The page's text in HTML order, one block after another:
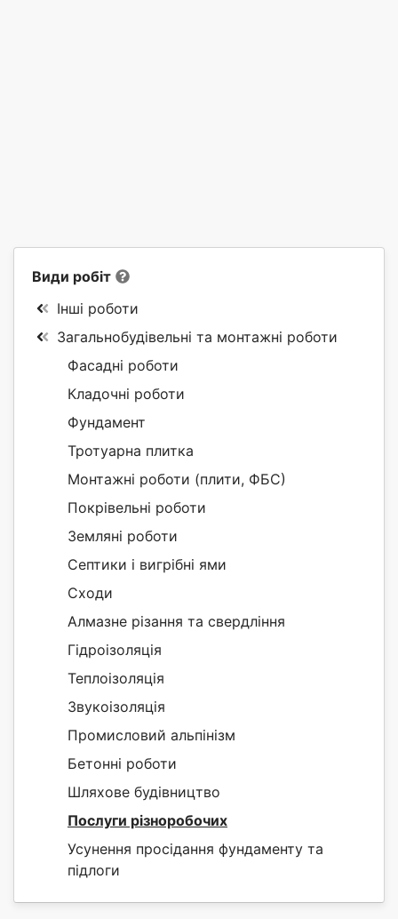
Види робіт
Інші роботи
Загальнобудівельні та монтажні роботи
Фасадні роботи
Кладочні роботи
Фундамент
Тротуарна плитка
Монтажні роботи (плити, ФБС)
Покрівельні роботи
Земляні роботи
Септики і вигрібні ями
Сходи
Алмазне різання та свердління
Гідроізоляція
Теплоізоляція
Звукоізоляція
Промисловий альпінізм
Бетонні роботи
Шляхове будівництво
Послуги різноробочих
Усунення просідання фундаменту та
підлоги